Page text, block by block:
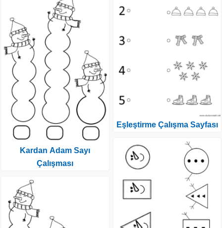
Kardan Adam Sayı
Çalışması
Eşleştirme Çalışma Sayfası